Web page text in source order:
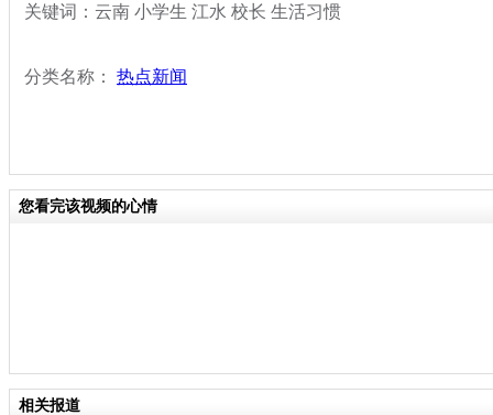
关键词：云南 小学生 江水 校长 生活习惯
分类名称： 热点新闻
您看完该视频的心情
相关报道